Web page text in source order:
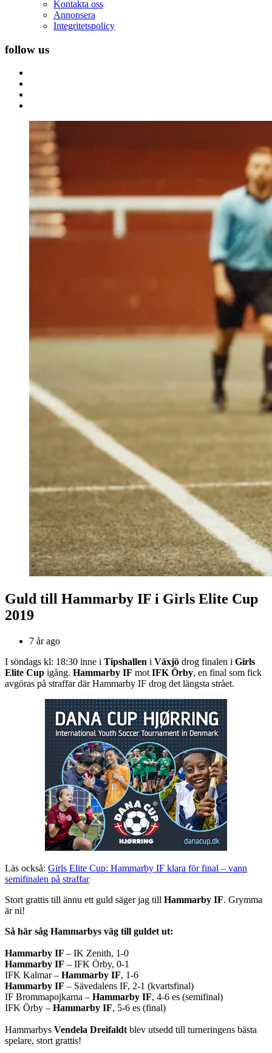
Kontakta oss
Annonsera
Integritetspolicy
follow us
Guld till Hammarby IF i Girls Elite Cup
2019
7 år ago
I söndags kl: 18:30 inne i Tipshallen i Växjö drog finalen i Girls
Elite Cup igång. Hammarby IF mot IFK Örby, en final som fick
avgöras på straffar där Hammarby IF drog det längsta strået.
Läs också: Girls Elite Cup: Hammarby IF klara för final – vann
semifinalen på straffar
Stort grattis till ännu ett guld säger jag till Hammarby IF. Grymma
är ni!
Så här såg Hammarbys väg till guldet ut:
Hammarby IF – IK Zenith, 1-0
Hammarby IF – IFK Örby, 0-1
IFK Kalmar – Hammarby IF, 1-6
Hammarby IF – Sävedalens IF, 2-1 (kvartsfinal)
IF Brommapojkarna – Hammarby IF, 4-6 es (semifinal)
IFK Örby – Hammarby IF, 5-6 es (final)
Hammarbys Vendela Dreifaldt blev utsedd till turneringens bästa
spelare, stort grattis!